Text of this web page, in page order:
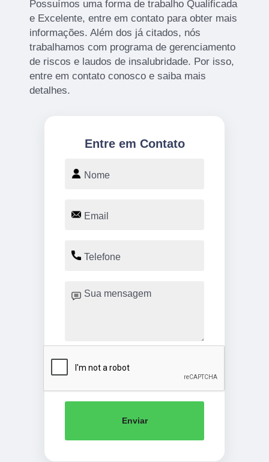
Possuímos uma forma de trabalho Qualificada
e Excelente, entre em contato para obter mais
informações. Além dos já citados, nós
trabalhamos com programa de gerenciamento
de riscos e laudos de insalubridade. Por isso,
entre em contato conosco e saiba mais
detalhes.
Entre em Contato
Enviar